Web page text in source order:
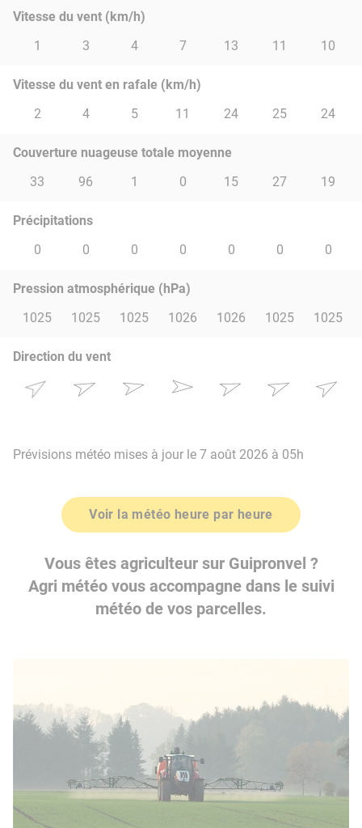
Vitesse du vent (km/h)
1
3 4 7 13 11 10
Vitesse du vent en rafale (km/h)
2
4 5 11 24 25 24
Couverture nuageuse totale moyenne
33
96 1 0 15 27 19
Précipitations
0
0 0 0 0 0 0
Pression atmosphérique (hPa)
1025
1025 1025 1026 1026 1025 1025
Direction du vent
Prévisions météo mises à jour le 7 août 2026 à 05h
Voir la météo heure par heure
Vous êtes agriculteur sur Guipronvel ?
Agri météo vous accompagne dans le suivi
météo de vos parcelles.